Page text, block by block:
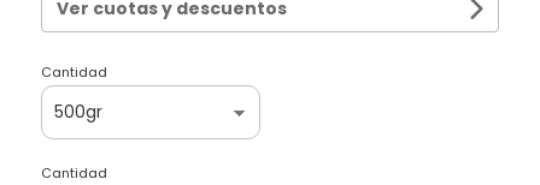
Ver cuotas y descuentos
Cantidad
Cantidad